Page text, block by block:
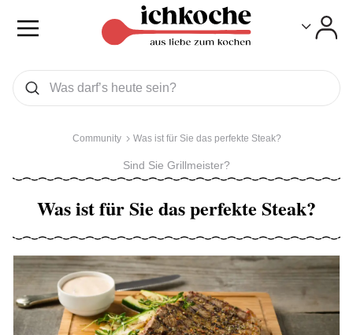
Was wollen Sie suchen
Suchen
Community Was ist für Sie das perfekte Steak?
Sind Sie Grillmeister?
Was ist für Sie das perfekte Steak?